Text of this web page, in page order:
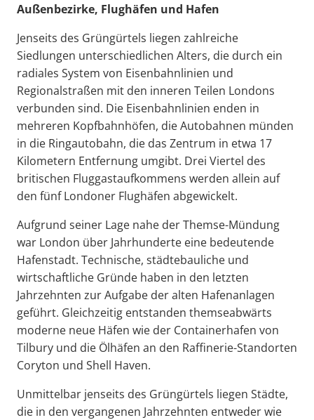
Außenbezirke, Flughäfen und Hafen
Jenseits des Grüngürtels liegen zahlreiche
Siedlungen unterschiedlichen Alters, die durch ein
radiales System von Eisenbahnlinien und
Regionalstraßen mit den inneren Teilen Londons
verbunden sind. Die Eisenbahnlinien enden in
mehreren Kopfbahnhöfen, die Autobahnen münden
in die Ringautobahn, die das Zentrum in etwa 17
Kilometern Entfernung umgibt. Drei Viertel des
britischen Fluggastaufkommens werden allein auf
den fünf Londoner Flughäfen abgewickelt.
Aufgrund seiner Lage nahe der Themse-Mündung
war London über Jahrhunderte eine bedeutende
Hafenstadt. Technische, städtebauliche und
wirtschaftliche Gründe haben in den letzten
Jahrzehnten zur Aufgabe der alten Hafenanlagen
geführt. Gleichzeitig entstanden themseabwärts
moderne neue Häfen wie der Containerhafen von
Tilbury und die Ölhäfen an den Raffinerie-Standorten
Coryton und Shell Haven.
Unmittelbar jenseits des Grüngürtels liegen Städte,
die in den vergangenen Jahrzehnten entweder wie